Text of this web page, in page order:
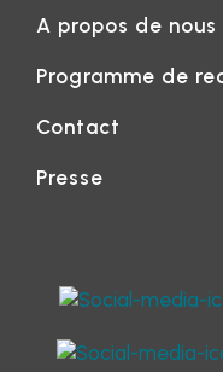
A propos de nous
Programme de
Contact
Presse